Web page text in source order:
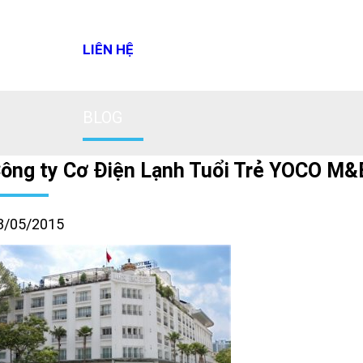
LIÊN HỆ
ty Cơ Điện Lạnh Tuổi Trẻ YOCO
05/2015